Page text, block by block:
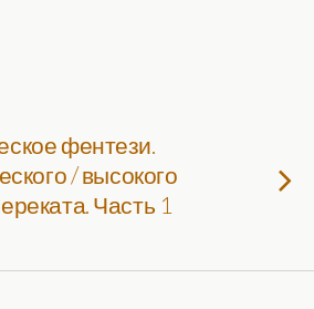
фентези.
/ высокого
Часть 1